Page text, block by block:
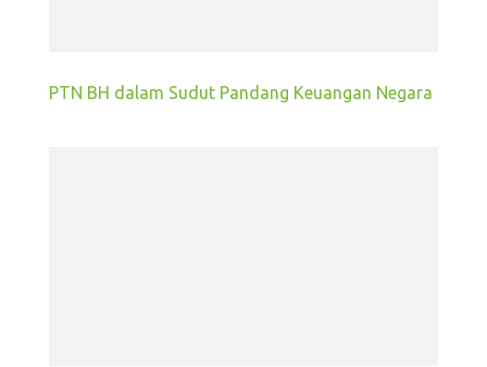
PTN BH dalam Sudut Pandang Keuangan Negara